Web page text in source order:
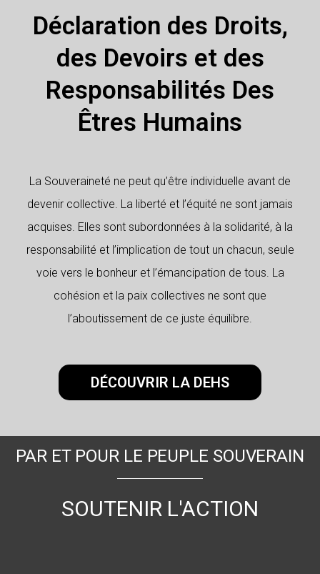
Déclaration des Droits,
des Devoirs et des
Responsabilités Des
Êtres Humains
La Souveraineté ne peut qu’être individuelle avant de
devenir collective. La liberté et l’équité ne sont jamais
acquises. Elles sont subordonnées à la solidarité, à la
responsabilité et l’implication de tout un chacun, seule
voie vers le bonheur et l’émancipation de tous. La
cohésion et la paix collectives ne sont que
l’aboutissement de ce juste équilibre.
DÉCOUVRIR LA DEHS
PAR ET POUR LE PEUPLE SOUVERAIN
SOUTENIR L'ACTION